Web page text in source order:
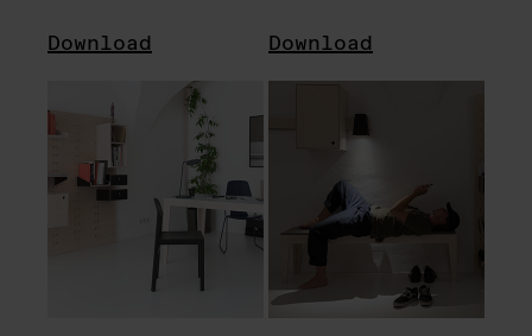
Download Download